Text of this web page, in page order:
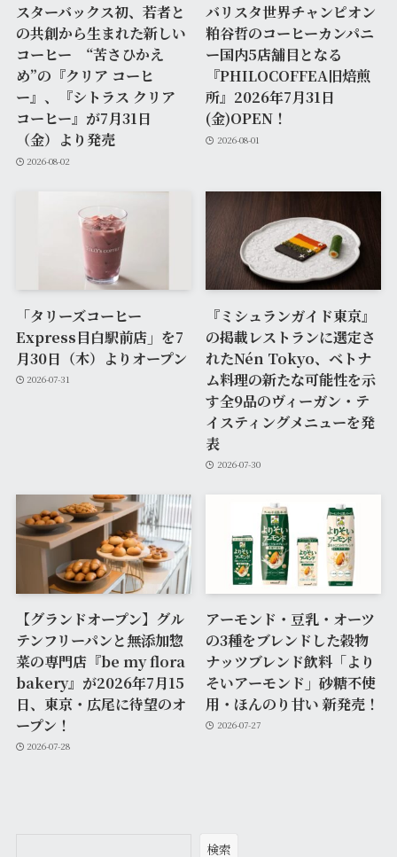
スターバックス初、若者と
の共創から生まれた新しい
コーヒー “苦さひかえ
め”の『クリア コーヒ
ー』、『シトラス クリア
コーヒー』が7月31日
（金）より発売
2026-08-02
バリスタ世界チャンピオン
粕谷哲のコーヒーカンパニ
ー国内5店舗目となる
『PHILOCOFFEA旧焙煎
所』2026年7月31日
(金)OPEN！
2026-08-01
「タリーズコーヒー
Express目白駅前店」を7
月30日（木）よりオープン
2026-07-31
『ミシュランガイド東京』
の掲載レストランに選定さ
れたNén Tokyo、ベトナ
ム料理の新たな可能性を示
す全9品のヴィーガン・テ
イスティングメニューを発
表
2026-07-30
【グランドオープン】グル
テンフリーパンと無添加惣
菜の専門店『be my flora
bakery』が2026年7月15
日、東京・広尾に待望のオ
ープン！
2026-07-28
アーモンド・豆乳・オーツ
の3種をブレンドした穀物
ナッツブレンド飲料「より
そいアーモンド」砂糖不使
用・ほんのり甘い 新発売！
2026-07-27
検索